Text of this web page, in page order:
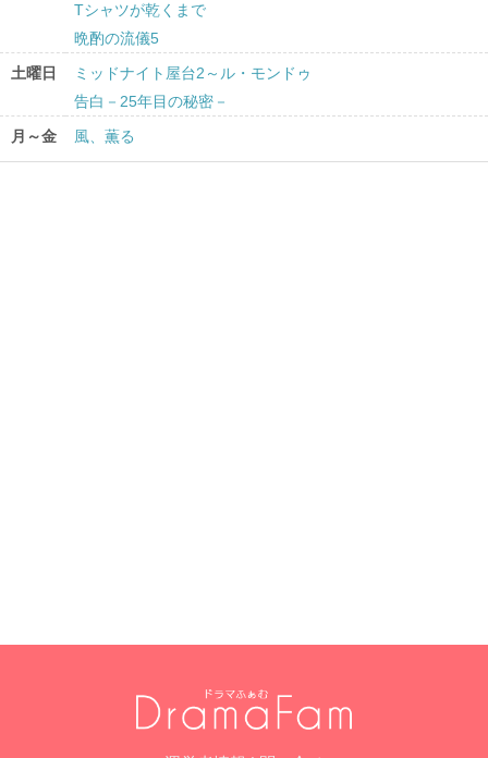
Tシャツが乾くまで
晩酌の流儀5
土曜日
ミッドナイト屋台2～ル・モンドゥ
告白－25年目の秘密－
月～金
風、薫る